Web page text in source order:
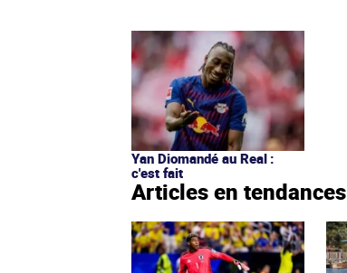
Yan Diomandé au Real :
c'est fait
Articles en tendances